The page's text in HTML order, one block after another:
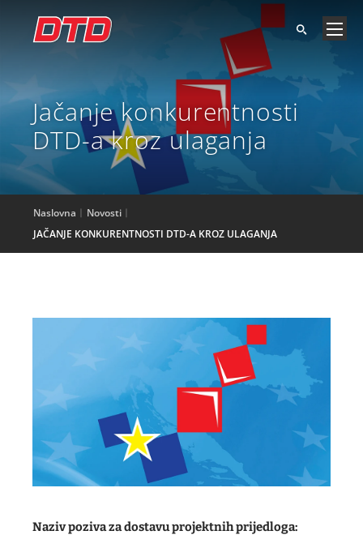
Jačanje konkurentnosti
DTD-a kroz ulaganja
Naslovna
Novosti
JAČANJE KONKURENTNOSTI DTD-A KROZ ULAGANJA
Naziv poziva za dostavu projektnih prijedloga: